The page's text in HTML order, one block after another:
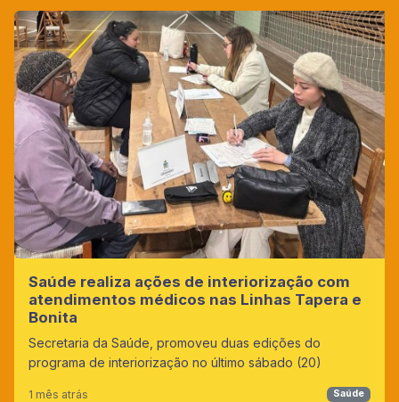
Saúde realiza ações de interiorização com
atendimentos médicos nas Linhas Tapera e
Bonita
Secretaria da Saúde, promoveu duas edições do
programa de interiorização no último sábado (20)
1 mês atrás Saúde